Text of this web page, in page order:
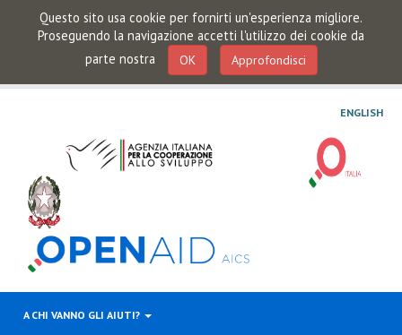
Questo sito usa cookie per fornirti un'esperienza migliore.
Proseguendo la navigazione accetti l'utilizzo dei cookie da
parte nostra
OK Approfondisci
ENGLISH
A CHI VANNO GLI AIUTI?